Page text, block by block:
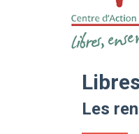
Les